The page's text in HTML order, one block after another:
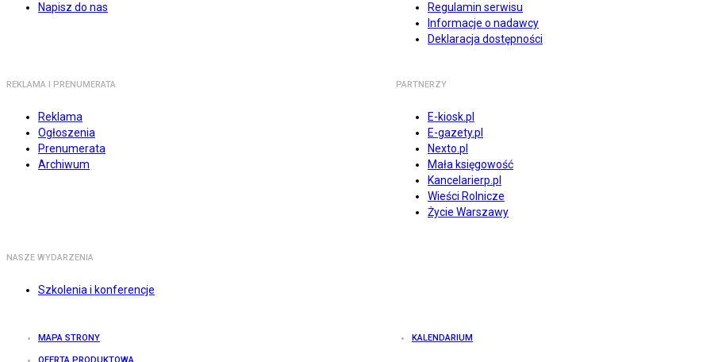
Napisz do nas
Regulamin serwisu
Informacje o nadawcy
Deklaracja dostępności
REKLAMA I PRENUMERATA
Reklama
Ogłoszenia
Prenumerata
Archiwum
PARTNERZY
E-kiosk.pl
E-gazety.pl
Nexto.pl
Mała księgowość
Kancelarierp.pl
Wieści Rolnicze
Życie Warszawy
NASZE WYDARZENIA
Szkolenia i konferencje
MAPA STRONY KALENDARIUM